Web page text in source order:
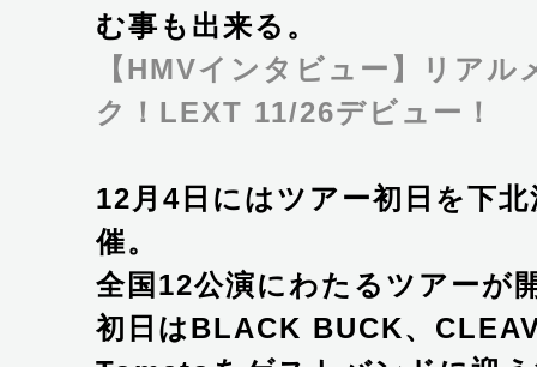
む事も出来る。
【HMVインタビュー】リア
ク！LEXT 11/26デビュー！
12月4日にはツアー初日を下
催。
全国12公演にわたるツアーが
初日はBLACK BUCK、